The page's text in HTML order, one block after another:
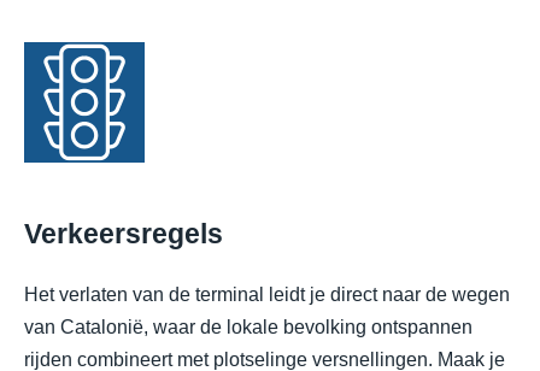
Verkeersregels
Het verlaten van de terminal leidt je direct naar de wegen
van Catalonië, waar de lokale bevolking ontspannen
rijden combineert met plotselinge versnellingen. Maak je